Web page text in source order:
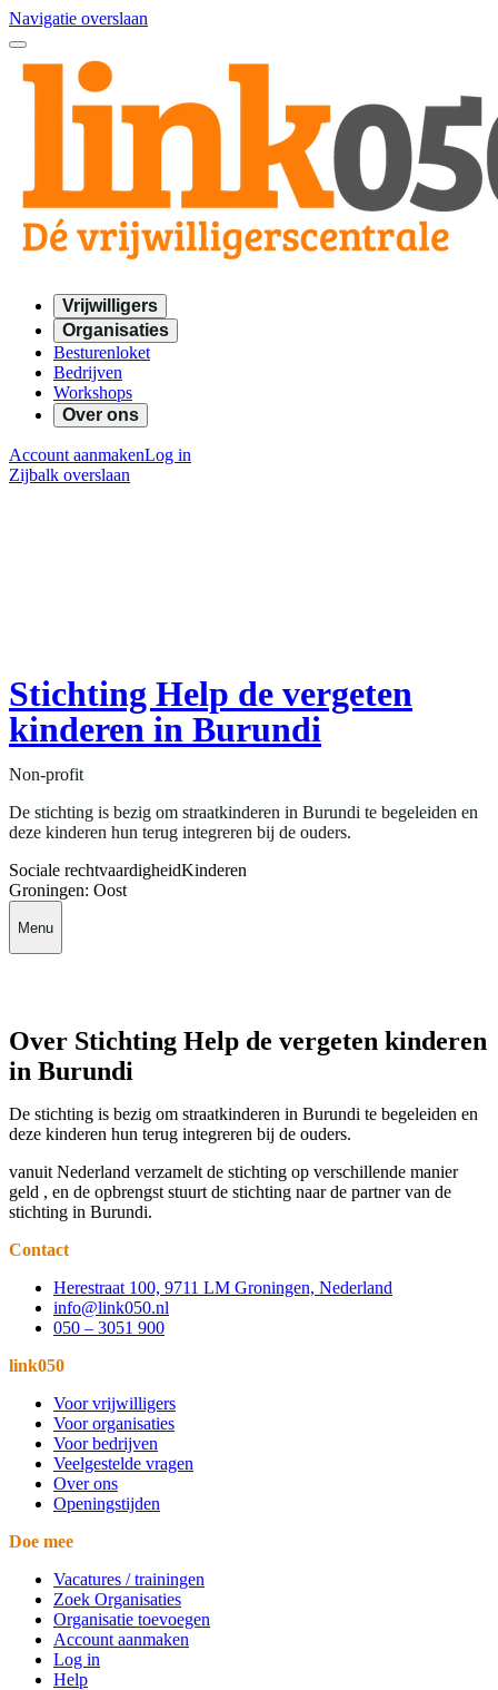
Navigatie overslaan
Vrijwilligers
Organisaties
Besturenloket
Bedrijven
Workshops
Over ons
Account aanmakenLog in
Zijbalk overslaan
Stichting Help de vergeten
kinderen in Burundi
Non-profit
De stichting is bezig om straatkinderen in Burundi te begeleiden en
deze kinderen hun terug integreren bij de ouders.
Sociale rechtvaardigheidKinderen
Groningen: Oost
Menu
Over Stichting Help de vergeten kinderen
in Burundi
De stichting is bezig om straatkinderen in Burundi te begeleiden en
deze kinderen hun terug integreren bij de ouders.
vanuit Nederland verzamelt de stichting op verschillende manier
geld , en de opbrengst stuurt de stichting naar de partner van de
stichting in Burundi.
Contact
Herestraat 100, 9711 LM Groningen, Nederland
info@link050.nl
050 – 3051 900
link050
Voor vrijwilligers
Voor organisaties
Voor bedrijven
Veelgestelde vragen
Over ons
Openingstijden
Doe mee
Vacatures / trainingen
Zoek Organisaties
Organisatie toevoegen
Account aanmaken
Log in
Help